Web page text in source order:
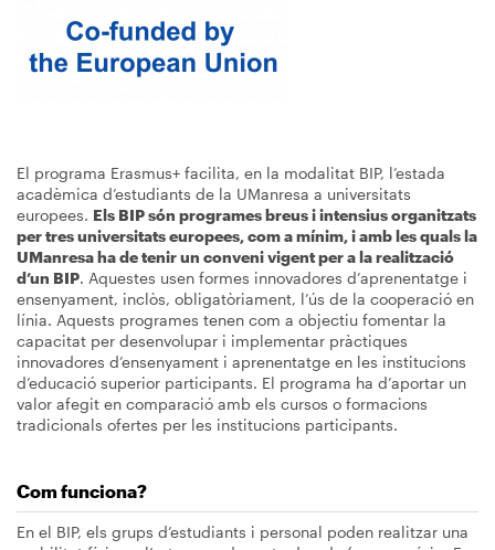
El programa Erasmus+ facilita, en la modalitat BIP, l’estada
acadèmica d’estudiants de la UManresa a universitats
europees. Els BIP són programes breus i intensius organitzats
per tres universitats europees, com a mínim, i amb les quals la
UManresa ha de tenir un conveni vigent per a la realització
d’un BIP. Aquestes usen formes innovadores d’aprenentatge i
ensenyament, inclòs, obligatòriament, l’ús de la cooperació en
línia. Aquests programes tenen com a objectiu fomentar la
capacitat per desenvolupar i implementar pràctiques
innovadores d’ensenyament i aprenentatge en les institucions
d’educació superior participants. El programa ha d’aportar un
valor afegit en comparació amb els cursos o formacions
tradicionals ofertes per les institucions participants.
Com funciona?
En el BIP, els grups d’estudiants i personal poden realitzar una